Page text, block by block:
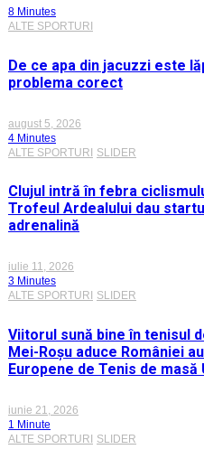
8 Minutes
ALTE SPORTURI
De ce apa din jacuzzi este
problema corect
august 5, 2026
4 Minutes
ALTE SPORTURI SLIDER
Clujul intră în febra
Trofeul Ardealului dau
adrenalină
iulie 11, 2026
3 Minutes
ALTE SPORTURI
SLIDER
Viitorul sună bine în tenisul
Mei-Roșu aduce României
Europene de Tenis de masă
iunie 21, 2026
1 Minute
ALTE SPORTURI SLIDER